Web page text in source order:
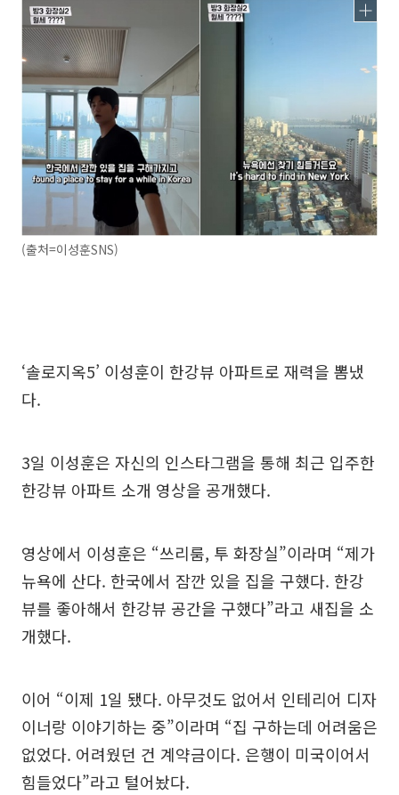
(출처=이성훈SNS)
‘솔로지옥5’ 이성훈이 한강뷰 아파트로 재력을 뽐냈
다.
3일 이성훈은 자신의 인스타그램을 통해 최근 입주한
한강뷰 아파트 소개 영상을 공개했다.
영상에서 이성훈은 “쓰리룸, 투 화장실”이라며 “제가
뉴욕에 산다. 한국에서 잠깐 있을 집을 구했다. 한강
뷰를 좋아해서 한강뷰 공간을 구했다”라고 새집을 소
개했다.
이어 “이제 1일 됐다. 아무것도 없어서 인테리어 디자
이너랑 이야기하는 중”이라며 “집 구하는데 어려움은
없었다. 어려웠던 건 계약금이다. 은행이 미국이어서
힘들었다”라고 털어놨다.